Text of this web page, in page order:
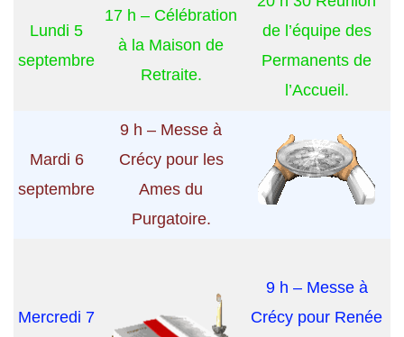
Lundi 5
septembre
17 h – Célébration
à la Maison de
Retraite.
de l’équipe des
Permanents de
l’Accueil.
Mardi 6
septembre
9 h – Messe à
Crécy pour les
Ames du
Purgatoire.
Mercredi 7
9 h – Messe à
Crécy pour Renée